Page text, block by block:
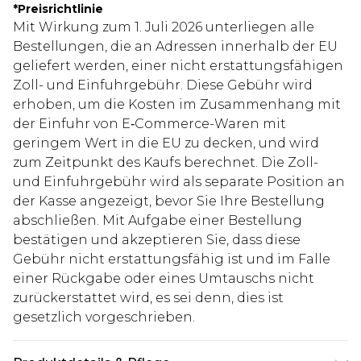
*Preisrichtlinie
Mit Wirkung zum 1. Juli 2026 unterliegen alle
Bestellungen, die an Adressen innerhalb der EU
geliefert werden, einer nicht erstattungsfähigen
Zoll- und Einfuhrgebühr. Diese Gebühr wird
erhoben, um die Kosten im Zusammenhang mit
der Einfuhr von E‑Commerce-Waren mit
geringem Wert in die EU zu decken, und wird
zum Zeitpunkt des Kaufs berechnet. Die Zoll-
und Einfuhrgebühr wird als separate Position an
der Kasse angezeigt, bevor Sie Ihre Bestellung
abschließen. Mit Aufgabe einer Bestellung
bestätigen und akzeptieren Sie, dass diese
Gebühr nicht erstattungsfähig ist und im Falle
einer Rückgabe oder eines Umtauschs nicht
zurückerstattet wird, es sei denn, dies ist
gesetzlich vorgeschrieben.